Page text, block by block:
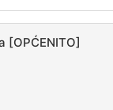
[OPĆENITO]